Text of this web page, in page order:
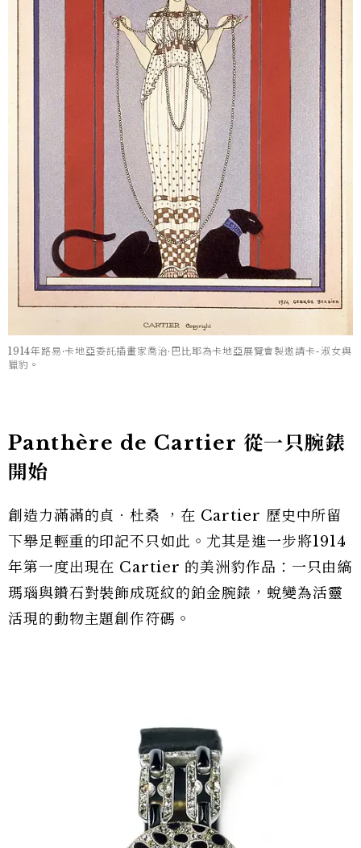
1914年路易·卡地亞委託插畫家喬治·巴比耶為卡地亞展覽會製邀請卡-淑女與
獵豹。
Panthère de Cartier 從一只腕錶
開始
創造力滿滿的貞．杜桑 ，在 Cartier 歷史中所留
下舉足輕重的印記不只如此。尤其是進一步將1914
年第一度出現在 Cartier 的美洲豹作品：一只由縞
瑪瑙與鑽石對裝飾成斑紋的鉑金腕錶，蛻變為活靈
活現的動物主題創作符碼。